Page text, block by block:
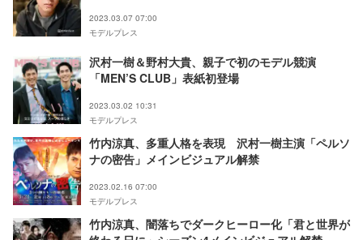
ュー＞
2023.03.07 07:00
モデルプレス
沢村一樹＆野村大貴、親子で初のモデル競演
「MEN’S CLUB」表紙初登場
2023.03.02 10:31
モデルプレス
竹内涼真、多重人格を表現 沢村一樹主演「ペルソ
ナの密告」メインビジュアル解禁
2023.02.16 07:00
モデルプレス
竹内涼真、闇落ちでダークヒーロー化「君と世界が